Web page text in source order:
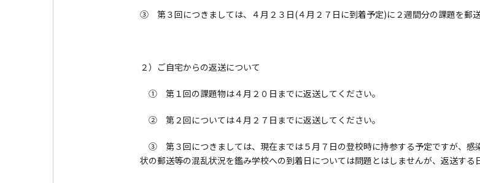
③ 第３回につきましては、４月２３日(４月２７日に到着予定)に２週間分の課題を郵送
２）ご自宅からの返送について
① 第１回の課題物は４月２０日までに返送してください。
② 第２回については４月２７日までに返送してください。
③ 第３回につきましては、現在までは５月７日の登校時に持参する予定ですが、感
状の郵送等の混乱状況を鑑み学校への到着日については問題とはしませんが、返送する